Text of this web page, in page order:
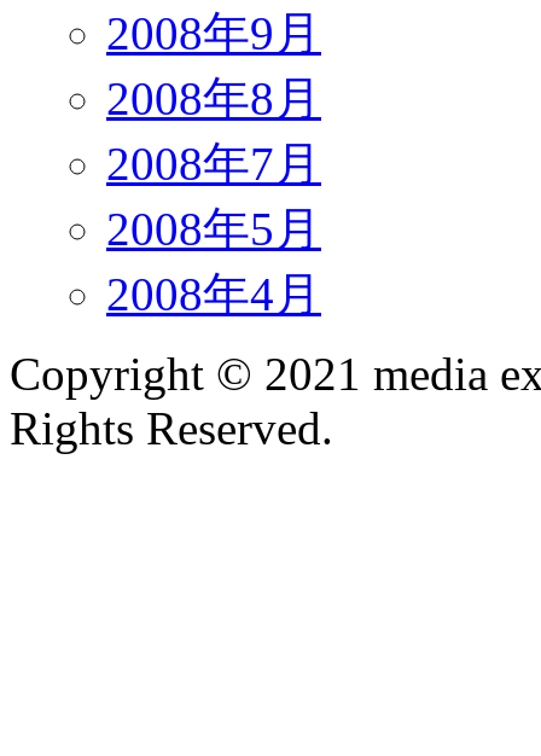
2008年9月
2008年8月
2008年7月
2008年5月
2008年4月
Copyright © 2021 media
Rights Reserved.